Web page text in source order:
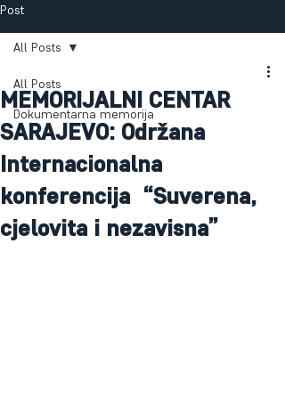
Post
All Posts
Dokumentarna memorija
All Posts
MEMORIJALNI CENTAR
SARAJEVO: Održana
Internacionalna
konferencija “Suverena,
cjelovita i nezavisna”